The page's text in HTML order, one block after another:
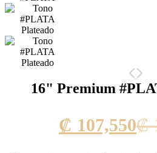
16" Premium
₡ 107,550₡